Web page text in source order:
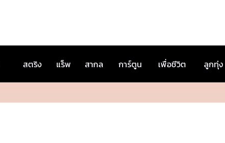
สตริง แร็พ สากล การ์ตูน เพื่อชีวิต ลูกทุ่ง